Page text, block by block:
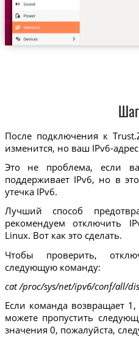
Шаг
После подключения к
изменится, но ваш IPv6-
Это не проблема, если
поддерживает IPv6, но в
утечка IPv6.
Лучший способ
рекомендуем отключить
Linux. Вот как это сделать.
Чтобы проверить,
следующую команду:
cat /proc/sys/net/ipv6/conf/all/
Если команда возвращает
можете пропустить
значения 0, пожалуйста,